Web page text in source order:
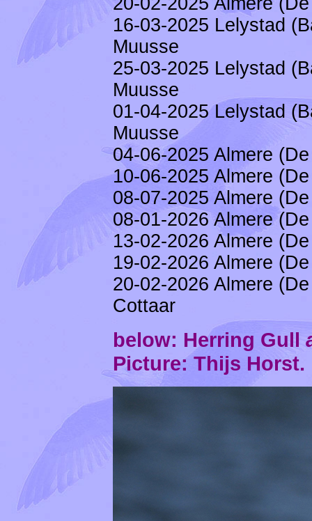
16-03-2025 Lelystad
Muusse
25-03-2025 Lelystad
Muusse
01-04-2025 Lelystad
Muusse
04-06-2025 Almere
10-06-2025 Almere
08-07-2025 Almere
08-01-2026 Almere
13-02-2026 Almere
19-02-2026 Almere
20-02-2026 Almere
Cottaar
below: Herring Gull
Picture: Thijs Horst.